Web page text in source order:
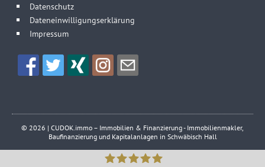
Datenschutz
Dateneinwilligungserklärung
Impressum
© 2026 | CUDOK.immo – Immobilien & Finanzierung - Immobilienmakler,
Baufinanzierung und Kapitalanlagen in Schwäbisch Hall